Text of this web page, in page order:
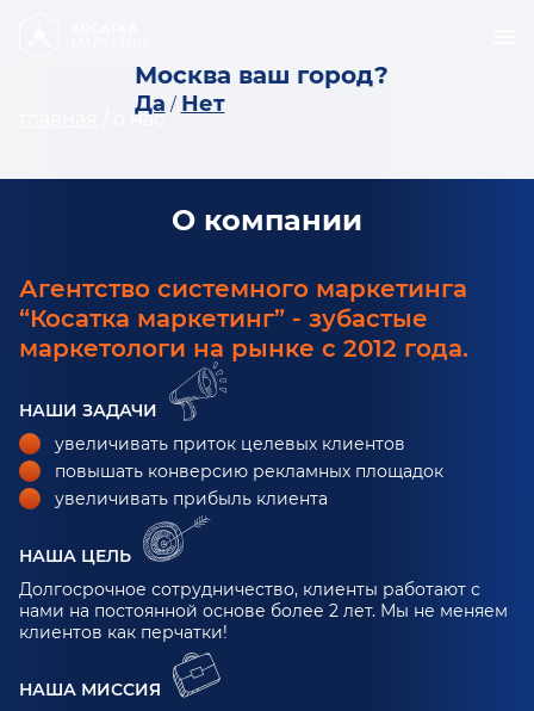
Москва ваш город?
Да / Нет
о нас
О компании
Агентство системного маркетинга
“Косатка маркетинг” - зубастые
маркетологи на рынке с 2012 года.
НАШИ ЗАДАЧИ
увеличивать приток целевых клиентов
повышать конверсию рекламных площадок
увеличивать прибыль клиента
НАША ЦЕЛЬ
Долгосрочное сотрудничество, клиенты работают с
нами на постоянной основе более 2 лет. Мы не меняем
клиентов как перчатки!
НАША МИССИЯ